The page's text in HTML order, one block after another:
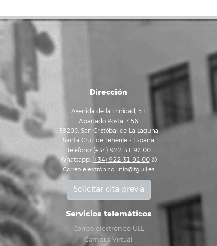
Dirección
Avenida de la Trinidad, 61
Apartado Postal 456
38200, San Cristóbal de La Laguna
Santa Cruz de Tenerife - España
Teléfono: (+34) 922 31 92 00
Whatsapp: (+34) 922 31 92 00
Correo electrónico: info@fg.ull.es
Solicitar cita previa
Servicios telemáticos
Correo electrónico ULL
Campus Virtual